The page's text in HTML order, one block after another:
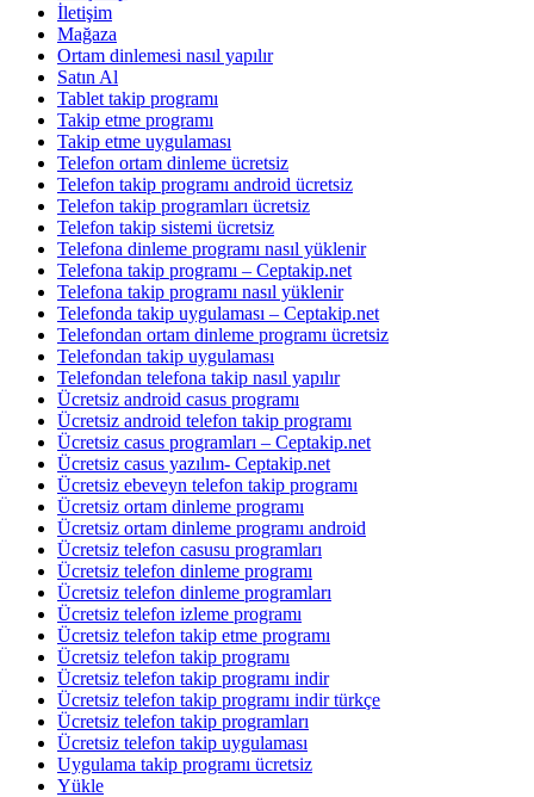
İletişim
Mağaza
Ortam dinlemesi nasıl yapılır
Satın Al
Tablet takip programı
Takip etme programı
Takip etme uygulaması
Telefon ortam dinleme ücretsiz
Telefon takip programı android ücretsiz
Telefon takip programları ücretsiz
Telefon takip sistemi ücretsiz
Telefona dinleme programı nasıl yüklenir
Telefona takip programı – Ceptakip.net
Telefona takip programı nasıl yüklenir
Telefonda takip uygulaması – Ceptakip.net
Telefondan ortam dinleme programı ücretsiz
Telefondan takip uygulaması
Telefondan telefona takip nasıl yapılır
Ücretsiz android casus programı
Ücretsiz android telefon takip programı
Ücretsiz casus programları – Ceptakip.net
Ücretsiz casus yazılım- Ceptakip.net
Ücretsiz ebeveyn telefon takip programı
Ücretsiz ortam dinleme programı
Ücretsiz ortam dinleme programı android
Ücretsiz telefon casusu programları
Ücretsiz telefon dinleme programı
Ücretsiz telefon dinleme programları
Ücretsiz telefon izleme programı
Ücretsiz telefon takip etme programı
Ücretsiz telefon takip programı
Ücretsiz telefon takip programı indir
Ücretsiz telefon takip programı indir türkçe
Ücretsiz telefon takip programları
Ücretsiz telefon takip uygulaması
Uygulama takip programı ücretsiz
Yükle